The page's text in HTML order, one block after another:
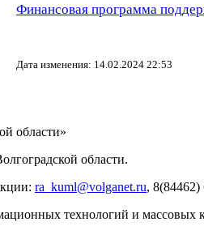
Финансовая программа
Дата изменения: 14.02.2024 22:53
области»
области.
ra_kuml@volganet.ru, 8(84462)
технологий и